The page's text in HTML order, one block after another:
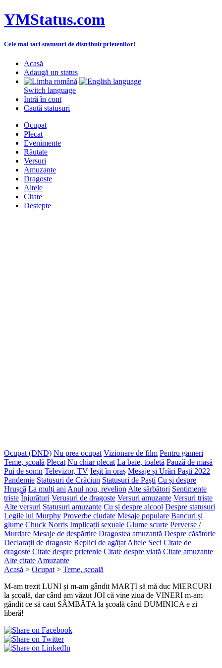
YMStatus.com
Cele mai tari statusuri de distribuit prietenilor!
Acasă
Adaugă un status
Switch language
Intră în cont
Caută statusuri
Ocupat
Plecat
Evenimente
Răutate
Versuri
Amuzante
Dragoste
Altele
Citate
Deștepte
Ocupat (DND) Nu prea ocupat Vizionare de film Pentru gameri
Teme, școală Plecat Nu chiar plecat La baie, toaletă Pauză de masă
Pui de somn Televizor, TV Ieșit în oraș Mesaje și Urări Paști 2022
Pandemie Statusuri de Crăciun Statusuri de Paști Cu și despre
Hrușcă La mulți ani Anul nou, revelion Alte sărbători Sentimente
triste Înjurături Verusuri de dragoste Versuri amuzante Versuri triste
Alte versuri Statusuri amuzante Cu și despre alcool Despre statusuri
Legile lui Murphy Proverbe ciudate Mesaje populare Bancuri și
glume Chuck Norris Implicații sexuale Glume scurte Perverse /
Murdare Mesaje de despărțire Dragostea amuzantă Despre căsătorie
Declarații de dragoste Replici de agățat Altele Seci Citate de
dragoste Citate despre prietenie Citate despre viață Citate amuzante
Alte citate Amuzante
Acasă > Ocupat > Teme, școală
M-am trezit LUNI și m-am gândit MARȚI să mă duc MIERCURI
la școală, dar când am văzut JOI că vine ziua de VINERI m-am
gândit ce să caut SÂMBĂTA la școală când DUMINICA e zi
liberă!